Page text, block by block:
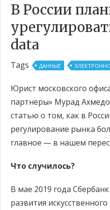
В России
data
Tags ДАННЫЕ
Юрист московского
партнеры» Мурад
статью о том, как в
регулирование рынка
главное — в нашем
Что случилось?
В мае 2019 года
развития